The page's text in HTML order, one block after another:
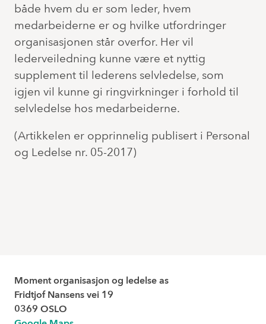
både hvem du er som leder, hvem
medarbeiderne er og hvilke utfordringer
organisasjonen står overfor. Her vil
lederveiledning kunne være et nyttig
supplement til lederens selvledelse, som
igjen vil kunne gi ringvirkninger i forhold til
selvledelse hos medarbeiderne.
(Artikkelen er opprinnelig publisert i Personal
og Ledelse nr. 05-2017)
Moment organisasjon og ledelse as
Fridtjof Nansens vei 19
0369 OSLO